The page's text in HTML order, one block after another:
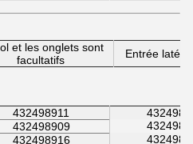
et les onglets sont
facultatifs
Entrée
432498911
432498909
432498916